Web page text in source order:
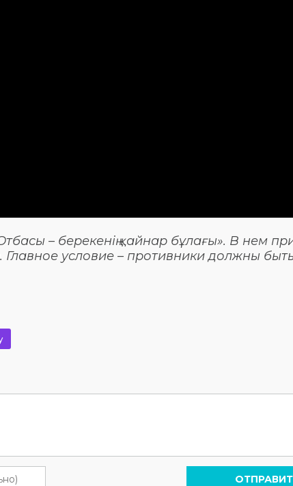
– берекенің қайнар бұлағы». В нем
условие – противники должны